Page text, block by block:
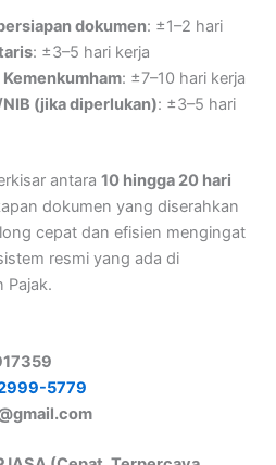
dokumen: ±1–2 hari
: ±3–5 hari kerja
: ±7–10 hari kerja
NIB (jika diperlukan): ±3–5 hari
antara 10 hingga 20 hari
dokumen yang diserahkan
cepat dan efisien mengingat
resmi yang ada di
Pajak.
5779